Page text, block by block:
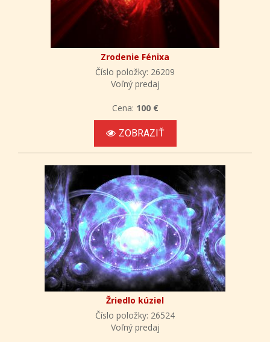
Zrodenie Fénixa
Číslo položky: 26209
Voľný predaj
Cena: 100 €
ZOBRAZIŤ
Žriedlo kúziel
Číslo položky: 26524
Voľný predaj